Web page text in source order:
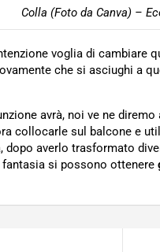
Colla (Foto da Canva) –
voglia di cambiare
che si asciughi a
avrà, noi ve ne diremo
collocarle sul balcone e
dopo averlo trasformato
fantasia si possono ottenere